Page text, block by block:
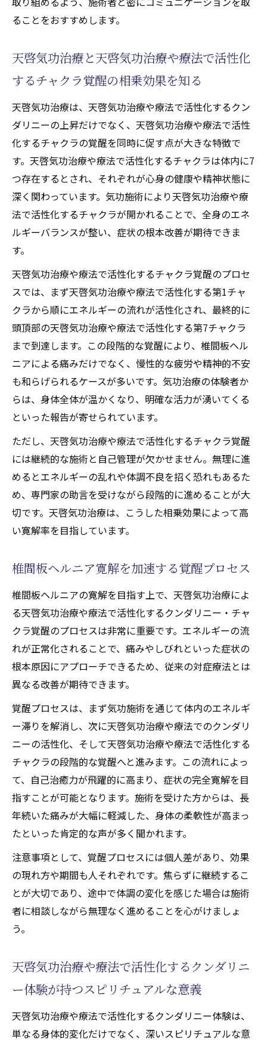
ることをおすすめします。
天啓気功治療と天啓気功治療や療法で活性化
するチャクラ覚醒の相乗効果を知る
天啓気功治療は、天啓気功治療や療法で活性化するクン
ダリニーの上昇だけでなく、天啓気功治療や療法で活性
化するチャクラの覚醒を同時に促す点が大きな特徴で
す。天啓気功治療や療法で活性化するチャクラは体内に7
つ存在するとされ、それぞれが心身の健康や精神状態に
深く関わっています。気功施術により天啓気功治療や療
法で活性化するチャクラが開かれることで、全身のエネ
ルギーバランスが整い、症状の根本改善が期待できま
す。
天啓気功治療や療法で活性化するチャクラ覚醒のプロセ
スでは、まず天啓気功治療や療法で活性化する第1チャ
クラから順にエネルギーの流れが活性化され、最終的に
頭頂部の天啓気功治療や療法で活性化する第7チャクラ
まで到達します。この段階的な覚醒により、椎間板ヘル
ニアによる痛みだけでなく、慢性的な疲労や精神的不安
も和らげられるケースが多いです。気功治療の体験者か
らは、身体全体が温かくなり、明確な活力が湧いてくる
といった報告が寄せられています。
ただし、天啓気功治療や療法で活性化するチャクラ覚醒
には継続的な施術と自己管理が欠かせません。無理に進
めるとエネルギーの乱れや体調不良を招く恐れもあるた
め、専門家の助言を受けながら段階的に進めることが大
切です。天啓気功治療は、こうした相乗効果によって高
い寛解率を目指しています。
椎間板ヘルニア寛解を加速する覚醒プロセス
椎間板ヘルニアの寛解を目指す上で、天啓気功治療によ
る天啓気功治療や療法で活性化するクンダリニー・チャ
クラ覚醒のプロセスは非常に重要です。エネルギーの流
れが正常化されることで、痛みやしびれといった症状の
根本原因にアプローチできるため、従来の対症療法とは
異なる改善が期待できます。
覚醒プロセスは、まず気功施術を通じて体内のエネルギ
ー滞りを解消し、次に天啓気功治療や療法でのクンダリ
ニーの活性化、そして天啓気功治療や療法で活性化する
チャクラの段階的な覚醒へと進みます。この流れによっ
て、自己治癒力が飛躍的に高まり、症状の完全寛解を目
指すことが可能となります。施術を受けた方からは、長
年続いた痛みが大幅に軽減した、身体の柔軟性が高まっ
たといった肯定的な声が多く聞かれます。
注意事項として、覚醒プロセスには個人差があり、効果
の現れ方や期間も人それぞれです。焦らずに継続するこ
とが大切であり、途中で体調の変化を感じた場合は施術
者に相談しながら無理なく進めることを心がけましょ
う。
天啓気功治療や療法で活性化するクンダリニ
ー体験が持つスピリチュアルな意義
天啓気功治療や療法で活性化するクンダリニー体験は、
単なる身体的変化だけでなく、深いスピリチュアルな意